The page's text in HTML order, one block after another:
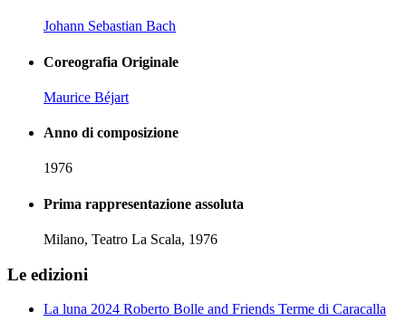
Johann Sebastian Bach
Coreografia Originale
Maurice Béjart
Anno di composizione
1976
Prima rappresentazione assoluta
Milano, Teatro La Scala, 1976
Le edizioni
La luna 2024 Roberto Bolle and Friends Terme di Caracalla